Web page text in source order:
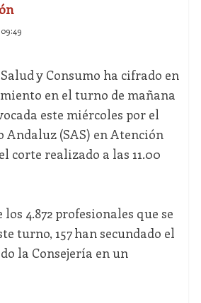
y Consumo ha cifrado en
en el turno de mañana
este miércoles por el
Andaluz (SAS) en Atención
corte realizado a las 11.00
los 4.872 profesionales que se
turno, 157 han secundado el
la Consejería en un